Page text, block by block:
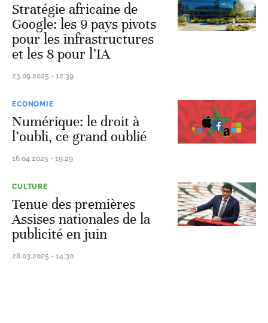
Stratégie africaine de
Google: les 9 pays pivots
pour les infrastructures
et les 8 pour l’IA
23.09.2025 - 12:39
ECONOMIE
Numérique: le droit à
l’oubli, ce grand oublié
16.04.2025 - 19:29
CULTURE
Tenue des premières
Assises nationales de la
publicité en juin
28.03.2025 - 14:30